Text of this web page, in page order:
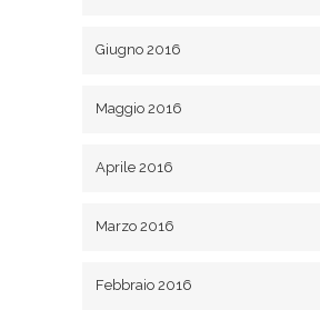
Giugno 2016
Maggio 2016
Aprile 2016
Marzo 2016
Febbraio 2016